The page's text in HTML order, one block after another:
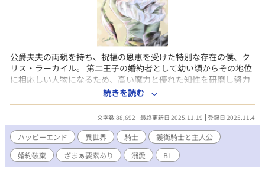
公爵夫夫の両親を持ち、祝福の恩恵を受けた特別な存在の僕、ク
リス・ラーカイル。 第二王子の婚約者として幼い頃からその地位
に相応しい人物になるため、高い魔力と優れた知性を研磨し努力
を重ねていた。ただ唯一の欠点である容姿のまずさを除いて… 卒
業パーティを迎えたその日、麗しい王子は自ら選んだ美しい恋人
の肩を抱き僕にこう言い渡してきた。 「お前との婚約を破棄す
る！」 納得いく婚約破棄の内容ではなかったけれど、これを機に
僕はこの国を出て自分の人生を歩み出す決意をするのであった。
唯一信頼できる僕の護衛の青年、ラステアと共に……。 表紙は御
殿えぬさん（https://x.com/gotenenu）に頂きました。 ＊はR１
８です。 ムーンライトにも同時掲載中 ※転載・AI取り込み禁止※
続きを読む
文字数 88,692 最終更新日 2025.11.19 登録日 2025.11.4
ハッピーエンド 異世界 騎士
護衛騎士と主人公
婚約破棄
ざまぁ要素あり 溺愛 BL